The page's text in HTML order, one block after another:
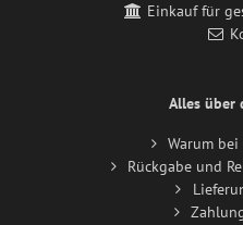
Einkauf für
Alles über
Warum
Rückgabe und